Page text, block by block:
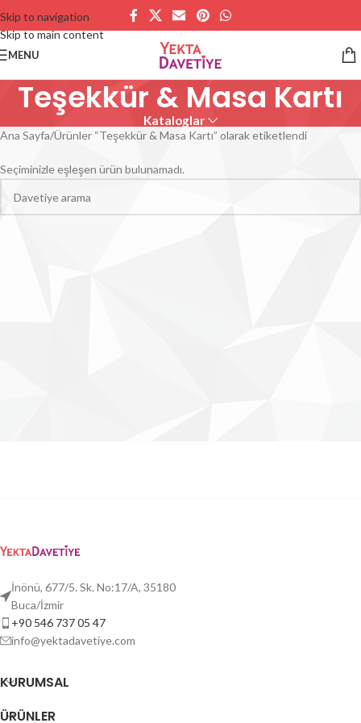
Skip to navigation
Skip to main content
MENU
Teşekkür & Masa Kartı
Kataloglar
Ana Sayfa Ürünler “Teşekkür & Masa Kartı” olarak etiketlendi
Seçiminizle eşleşen ürün bulunamadı.
İnönü, 677/5. Sk. No:17/A, 35180
Buca/İzmir
+90 546 737 05 47
info@yektadavetiye.com
KURUMSAL
ÜRÜNLER